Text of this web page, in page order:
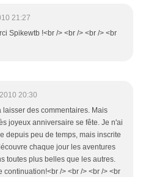
21:27
Spikewtb !<br /> <br /> <br /> <br
20:30
laisser des commentaires. Mais
joyeux anniversaire se fête. Je n'ai
depuis peu de temps, mais inscrite
chaque jour les aventures
toutes plus belles que les autres.
continuation!<br /> <br /> <br /> <br